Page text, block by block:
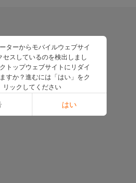
ターからモバイルウェブサイ
セスしているのを検出しまし
トップウェブサイトにリダイ
すか？進むには「はい」をク
リックしてください
はい